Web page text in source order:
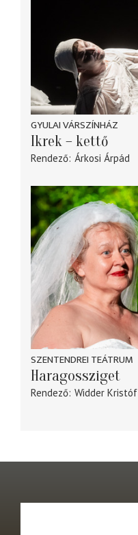
GYULAI VÁRSZÍNHÁZ
Ikrek – kettő
Rendező Árkosi Árpád
SZENTENDREI TEÁTRUM
Haragossziget
Rendező Widder Kristóf